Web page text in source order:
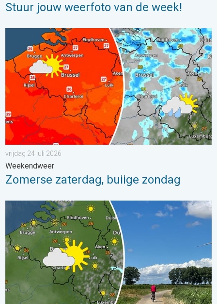
Stuur jouw weerfoto van de week!
Zomerse zaterdag, buiige zondag. Weekendweer. . . vrijdag
vrijdag 24 juli 2026
Weekendweer
Zomerse zaterdag, buiige zondag
Fraai zomerweer om eropuit te trekken. Weekendweer. . .